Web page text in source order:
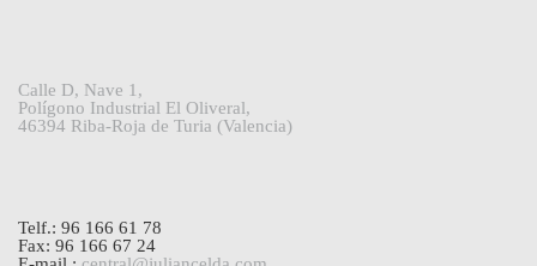
Calle D, Nave 1,
Polígono Industrial El Oliveral,
46394 Riba-Roja de Turia (Valencia)
Telf.: 96 166 61 78
Fax: 96 166 67 24